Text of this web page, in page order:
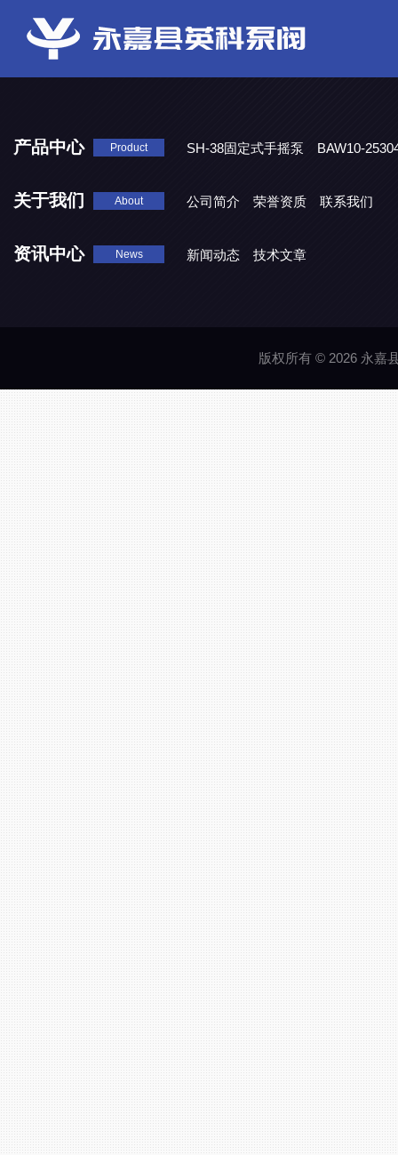
产品中心 Product SH-38固定式手摇泵
BAW10-
关于我们 About 公司简介 荣誉资质 联系我们
资讯中心 News 新闻动态 技术文章
版权所有 © 2026 永嘉